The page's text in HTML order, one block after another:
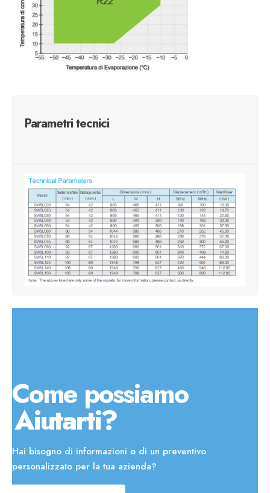
Parametri tecnici
Come possiamo
Aiutarti?
Hai bisogno di informazioni o di un preventivo
personalizzato per la tua azienda?